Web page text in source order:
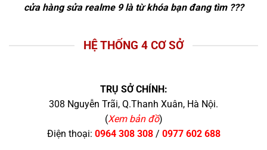
cửa hàng sửa realme 9là từ khóa bạn đang tìm ???
HỆ THỐNG 4 CƠ SỞ
TRỤ SỞ CHÍNH:
308 Nguyễn Trãi, Q.Thanh Xuân, Hà Nội.
(Xem bản đồ)
Điện thoại: 0964 308 308/ 0977 602 688